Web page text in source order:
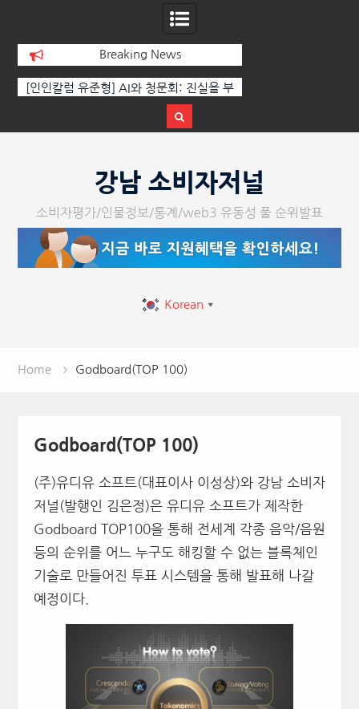
Breaking News
[인인칼럼 유준형] AI와 청문회: 진실을 부
다.
페스티벌’ 성
강남 소비자저널
소비자평가/인물정보/통계/web3 유동성 풀 순위발표
Korean ▼
Home Godboard(TOP 100)
Godboard(TOP 100)
(주)유디유 소프트(대표이사 이성상)와 강남 소비자
저널(발행인 김은정)은 유디유 소프트가 제작한
Godboard TOP100을 통해 전세계 각종 음악/음원
등의 순위를 어느 누구도 해킹할 수 없는 블록체인
기술로 만들어진 투표 시스템을 통해 발표해 나갈
예정이다.